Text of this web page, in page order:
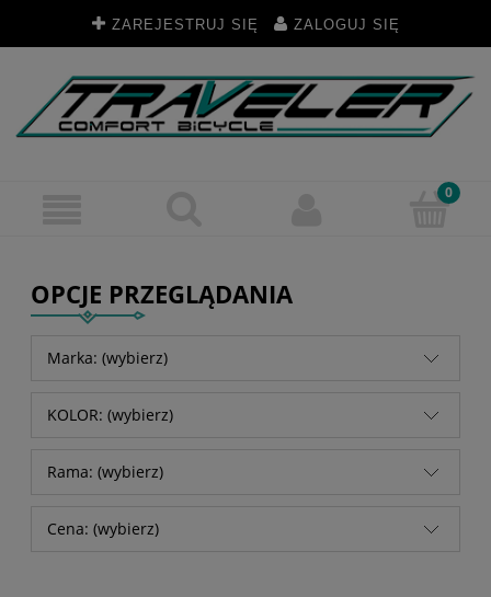
ZAREJESTRUJ SIĘ ZALOGUJ SIĘ
OPCJE PRZEGLĄDANIA
Marka: (wybierz)
KOLOR: (wybierz)
Rama: (wybierz)
Cena: (wybierz)